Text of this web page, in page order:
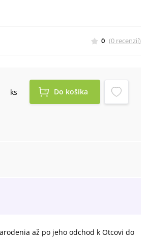
0 (0 recenzií)
ks Do košíka
až po jeho odchod k Otcovi do